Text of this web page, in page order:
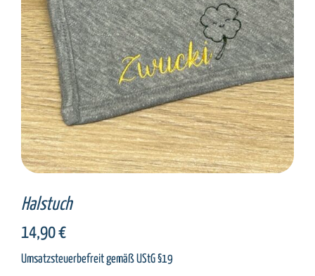
Halstuch
14,90€
Umsatzsteuerbefreit gemäß UStG §19